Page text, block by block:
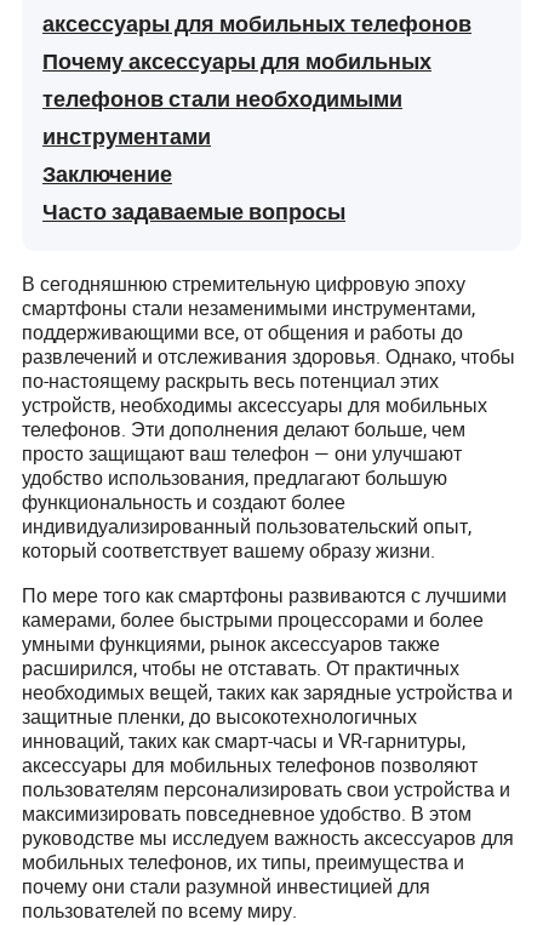
аксессуары для мобильных телефонов
Почему аксессуары для мобильных
телефонов стали необходимыми
инструментами
Заключение
Часто задаваемые вопросы
В сегодняшнюю стремительную цифровую эпоху
смартфоны стали незаменимыми инструментами,
поддерживающими все, от общения и работы до
развлечений и отслеживания здоровья. Однако, чтобы
по-настоящему раскрыть весь потенциал этих
устройств, необходимы аксессуары для мобильных
телефонов. Эти дополнения делают больше, чем
просто защищают ваш телефон — они улучшают
удобство использования, предлагают большую
функциональность и создают более
индивидуализированный пользовательский опыт,
который соответствует вашему образу жизни.
По мере того как смартфоны развиваются с лучшими
камерами, более быстрыми процессорами и более
умными функциями, рынок аксессуаров также
расширился, чтобы не отставать. От практичных
необходимых вещей, таких как зарядные устройства и
защитные пленки, до высокотехнологичных
инноваций, таких как смарт-часы и VR-гарнитуры,
аксессуары для мобильных телефонов позволяют
пользователям персонализировать свои устройства и
максимизировать повседневное удобство. В этом
руководстве мы исследуем важность аксессуаров для
мобильных телефонов, их типы, преимущества и
почему они стали разумной инвестицией для
пользователей по всему миру.